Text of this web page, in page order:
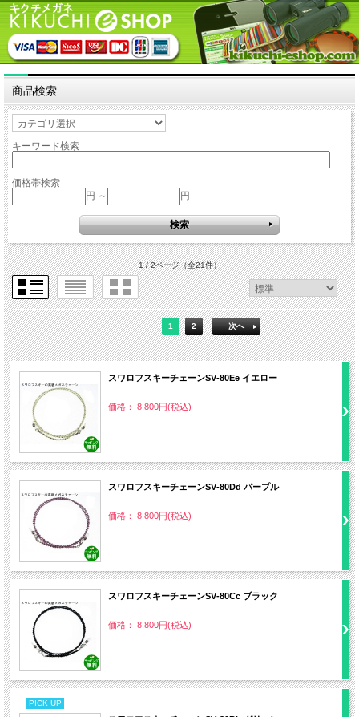
商品検索
キーワード検索
価格帯検索
円 ～
円
1 / 2ページ（全21件）
1 2 次へ
スワロフスキーチェーンSV‐80Ee イエロー
価格： 8,800円(税込)
スワロフスキーチェーンSV‐80Dd パープル
価格： 8,800円(税込)
スワロフスキーチェーンSV‐80Cc ブラック
価格： 8,800円(税込)
PICK UP